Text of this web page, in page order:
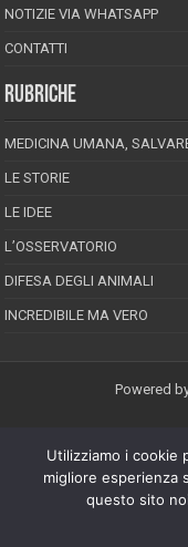
NOTIZIE VIA WHATSAPP
CONTATTI
RUBRICHE
MEDICINA UMANA,
LE STORIE
LE IDEE
L’OSSERVATORIO
DIFESA DEGLI ANIMALI
INCREDIBILE MA VERO
Powered
Registrazione Tribunale
Direttore
Riproduzione
Utilizziamo i cookie
migliore esperienza
questo sito